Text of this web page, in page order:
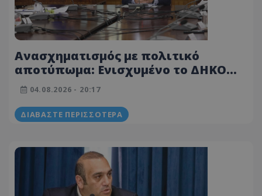
Ανασχηματισμός με πολιτικό
αποτύπωμα: Ενισχυμένο το ΔΗΚΟ
και στο Υπουργικό η Τίνα Παύλου
04.08.2026 - 20:17
ΔΙΑΒΆΣΤΕ ΠΕΡΙΣΣΌΤΕΡΑ